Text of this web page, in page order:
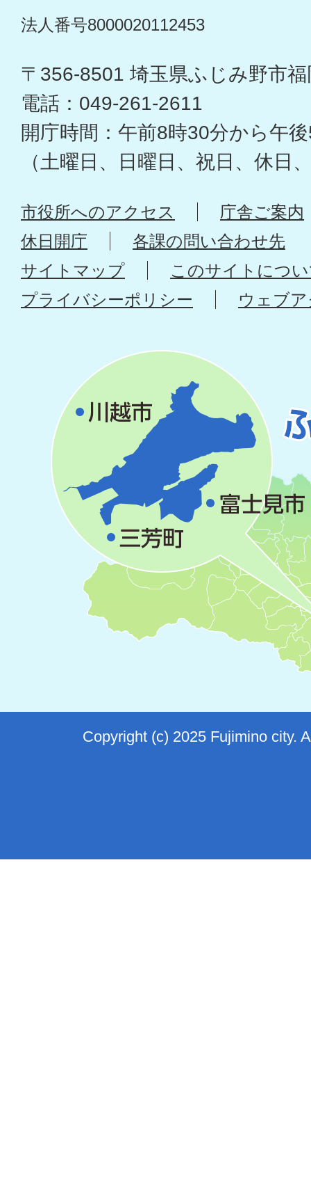
法人番号8000020112453
〒356-8501 埼玉県ふじみ野市
電話：049-261-2611
開庁時間：午前8時30分から午
（土曜日、日曜日、祝日、休日
市役所へのアクセス
庁舎ご案内
休日開庁
各課の問い合わせ先
サイトマップ
このサイトにつ
プライバシーポリシー
ウェブ
Copyright (c) 2025 Fujimino city.